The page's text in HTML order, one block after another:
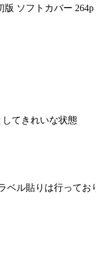
版 ソフトカバー 264p
てきれいな状態
ル貼りは行ってお